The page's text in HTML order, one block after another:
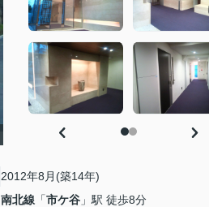
2012年8月(築14年)
南北線 「市ケ谷 」駅 徒歩8分